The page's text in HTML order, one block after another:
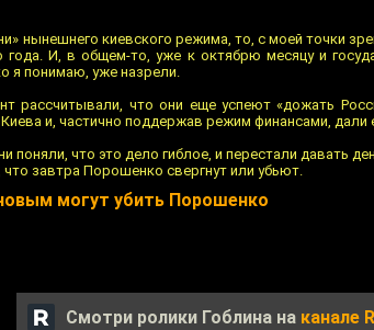
нынешнего киевского режима, то, с моей точки
И, в общем-то, уже к октябрю месяцу и
я понимаю, уже назрели.
рассчитывали, что они еще успеют «дожать
и, частично поддержав режим финансами,
поняли, что это дело гиблое, и перестали давать
завтра Порошенко свергнут или убьют.
могут убить Порошенко
Смотри ролики Гоблина на канале